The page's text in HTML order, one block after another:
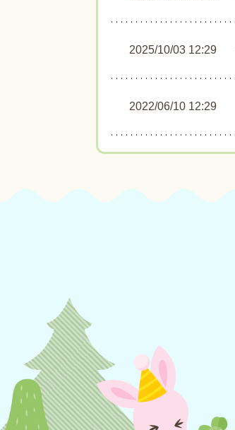
2025/10/03 12:29
2022/06/10 12:29